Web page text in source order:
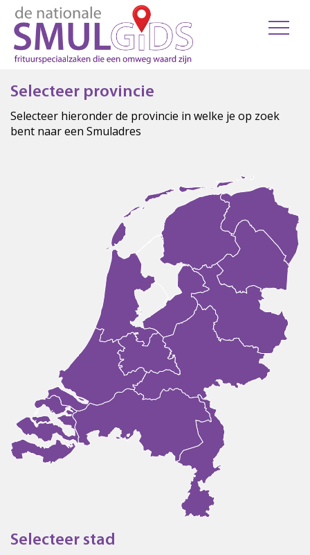
Selecteer provincie
Selecteer hieronder de provincie in welke je op zoek
bent naar een Smuladres
Selecteer stad